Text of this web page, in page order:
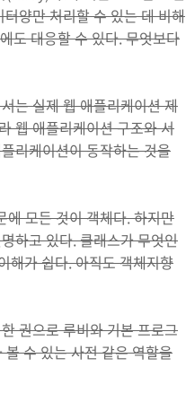
양만 처리할 수 있는 데 비해
도 대응할 수 있다. 무엇보다
는 실제 웹 애플리케이션 제
웹 애플리케이션 구조와 서
리케이션이 동작하는 것을
에 모든 것이 객체다. 하지만
하고 있다. 클래스가 무엇인
해가 쉽다. 아직도 객체지향
권으로 루비와 기본 프로그
수 있는 사전 같은 역할을